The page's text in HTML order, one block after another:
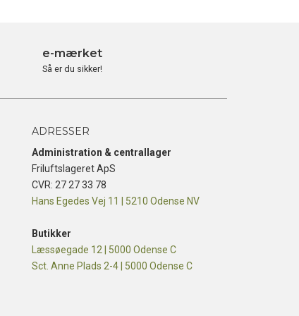
e-mærket
Så er du sikker!
ADRESSER
Administration & centrallager
Friluftslageret ApS
CVR: 27 27 33 78
Hans Egedes Vej 11 | 5210 Odense NV
Butikker
Læssøegade 12 | 5000 Odense C
Sct. Anne Plads 2-4 | 5000 Odense C